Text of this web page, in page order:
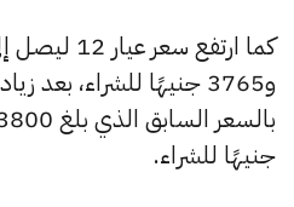
جنيهًا للشراء.